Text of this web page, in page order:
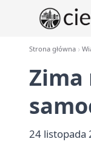
Strona główna
Zima
24 listopada